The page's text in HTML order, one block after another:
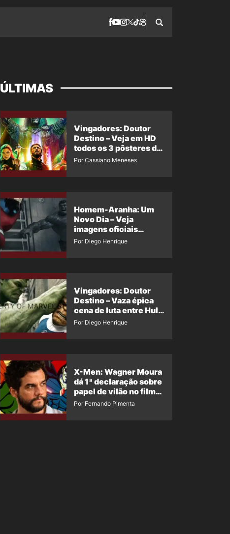
ÚLTIMAS
Vingadores: Doutor
Destino – Veja em HD
todos os 3 pôsteres de
‘Doomsday’ + 1 imagem
Por Cassiano Meneses
Homem-Aranha: Um
Novo Dia – Veja
imagens oficiais
descartadas do Hulk
Por Diego Henrique
Vingadores: Doutor
Destino – Vaza épica
cena de luta entre Hulk
e o Coisa
Por Diego Henrique
X-Men: Wagner Moura
dá 1ª declaração sobre
papel de vilão no filme
da Marvel
Por Fernando Pimenta